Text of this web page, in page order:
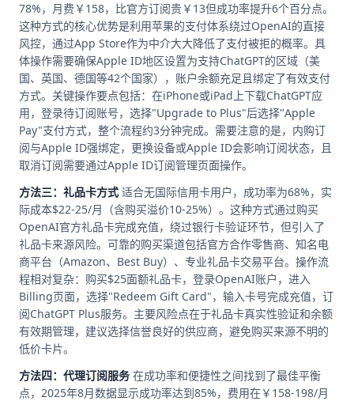
78%，月费￥158，比官方订阅贵￥13但成功率提升6个百分点。
这种方式的核心优势是利用苹果的支付体系绕过OpenAI的直接
风控，通过App Store作为中介大大降低了支付被拒的概率。具
体操作需要确保Apple ID地区设置为支持ChatGPT的区域（美
国、英国、德国等42个国家），账户余额充足且绑定了有效支付
方式。关键操作要点包括：在iPhone或iPad上下载ChatGPT应
用，登录待订阅账号，选择"Upgrade to Plus"后选择"Apple
Pay"支付方式，整个流程约3分钟完成。需要注意的是，内购订
阅与Apple ID强绑定，更换设备或Apple ID会影响订阅状态，且
取消订阅需要通过Apple ID订阅管理页面操作。
方法三：礼品卡方式 适合无国际信用卡用户，成功率为68%，实
际成本$22-25/月（含购买溢价10-25%）。这种方式通过购买
OpenAI官方礼品卡完成充值，绕过银行卡验证环节，但引入了
礼品卡来源风险。可靠的购买渠道包括官方合作零售商、知名电
商平台（Amazon、Best Buy）、专业礼品卡交易平台。操作流
程相对复杂：购买$25面额礼品卡，登录OpenAI账户，进入
Billing页面，选择"Redeem Gift Card"，输入卡号完成充值，订
阅ChatGPT Plus服务。主要风险点在于礼品卡真实性验证和余额
有效期管理，建议选择信誉良好的供应商，避免购买来源不明的
低价卡片。
方法四：代理订阅服务 在成功率和便捷性之间找到了最佳平衡
点，2025年8月数据显示成功率达到85%，费用在￥158-198/月